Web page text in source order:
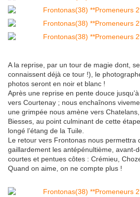
A la reprise, par un tour de magie dont,
connaissent déjà ce tour !), le
photos seront en noir et blanc !
Après une reprise en pente douce
vers Courtenay ; nous enchaînons
une grimpée nous amène vers
Biesses, au point culminant de cette
longé l’étang de la Tuile.
Le retour vers Frontonas nous permettra
gaillardement les antépénultième, avant-
courtes et pentues côtes : Crémieu,
Quand on aime, on ne compte plus !